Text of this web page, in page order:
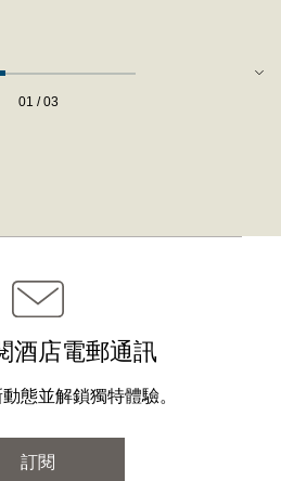
01 / 03
酒店電郵通訊
態並解鎖獨特體驗。
訂閱